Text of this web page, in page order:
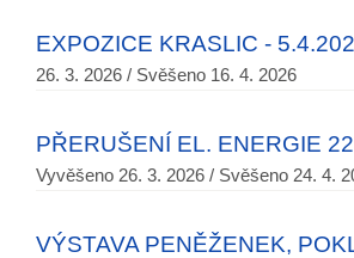
EXPOZICE KRASLIC -
26. 3. 2026 / Svěšeno 16. 4. 2026
PŘERUŠENÍ EL. ENERGIE
Vyvěšeno 26. 3. 2026 / Svěšeno 24. 4.
VÝSTAVA PENĚŽENEK,